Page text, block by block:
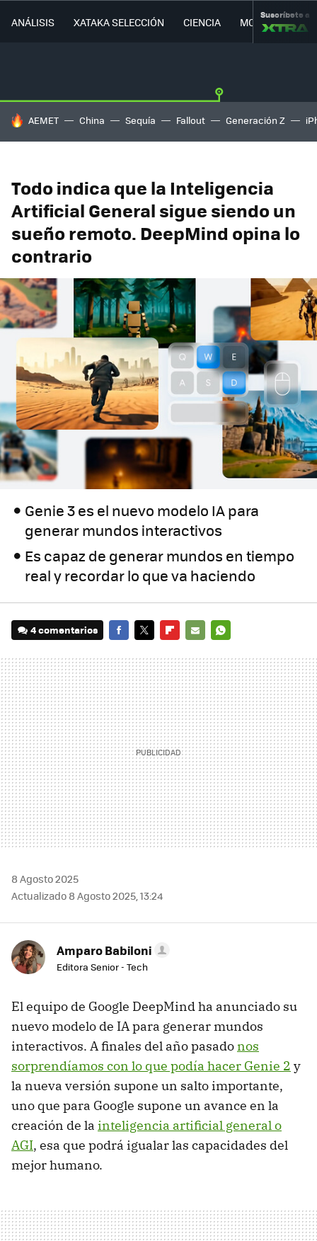
ANÁLISIS XATAKA SELECCIÓN CIENCIA MOVILIDAD
Suscríbete a
HOY SE HABLA DE
AEMET China Sequía Fallout Generación Z
Todo indica que la Inteligencia
Artificial General sigue siendo un
sueño remoto. DeepMind opina lo
contrario
Genie 3 es el nuevo modelo IA para
generar mundos interactivos
Es capaz de generar mundos en tiempo
real y recordar lo que va haciendo
4 comentarios
MAIL
8 Agosto 2025
Actualizado 8 Agosto 2025, 13:24
Amparo Babiloni
Editora Senior - Tech
El equipo de Google DeepMind ha anunciado su
nuevo modelo de IA para generar mundos
interactivos. A finales del año pasadonos
sorprendíamos con lo que podía hacer Genie 2 y
la nueva versión supone un salto importante,
uno que para Google supone un avance en la
creación de la inteligencia artificial general o
AGI, esa que podrá igualar las capacidades del
mejor humano.